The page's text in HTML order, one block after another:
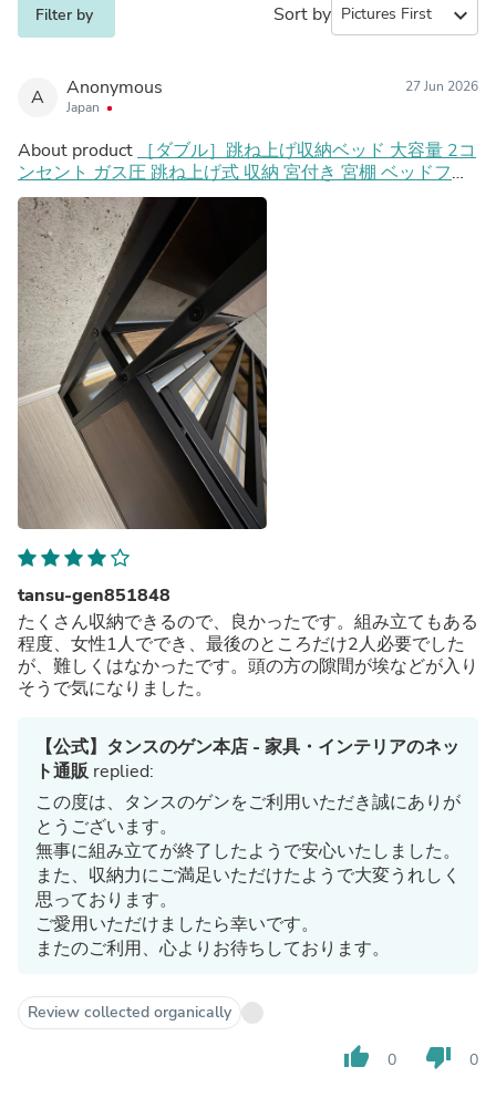
Filter by Sort by expand_more
A Anonymous
Japan
27 Jun 2026
About product
［ダブル］跳ね上げ収納ベッド 大容量 2コ
ンセント ガス圧 跳ね上げ式 収納 宮付き 宮棚 ベッドフレ
ーム スチールベッド〔17620032〕
tansu-gen851848
たくさん収納できるので、良かったです。組み立てもある
程度、女性1人ででき、最後のところだけ2人必要でした
が、難しくはなかったです。頭の方の隙間が埃などが入り
そうで気になりました。
【公式】タンスのゲン本店 - 家具・インテリアのネッ
ト通販replied:
この度は、タンスのゲンをご利用いただき誠にありが
とうございます。
無事に組み立てが終了したようで安心いたしました。
また、収納力にご満足いただけたようで大変うれしく
思っております。
ご愛用いただけましたら幸いです。
またのご利用、心よりお待ちしております。
Review collected organically
thumb_up 0 thumb_down 0